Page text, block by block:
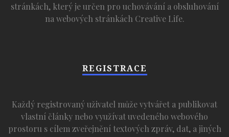
stránkách, který je určen pro uchovávání a obsluhování
na webových stránkách Creative Life.
REGISTRACE
Každý registrovaný uživatel může vytvářet a publikovat
vlastní články nebo využívat uvedeného webového
prostoru s cílem zveřejnění textových zpráv, dat, a jiných